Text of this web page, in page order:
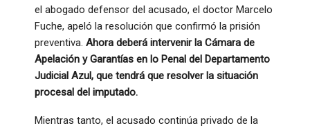
el abogado defensor del acusado, el doctor Marcelo
Fuche, apeló la resolución que confirmó la prisión
preventiva. Ahora deberá intervenir la Cámara de
Apelación y Garantías en lo Penal del Departamento
Judicial Azul, que tendrá que resolver la situación
procesal del imputado.
Mientras tanto, el acusado continúa privado de la